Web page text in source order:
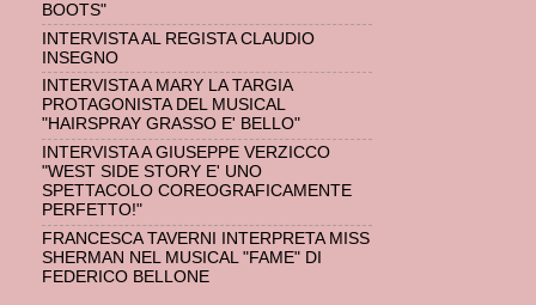
BOOTS"
INTERVISTA AL REGISTA CLAUDIO
INSEGNO
INTERVISTA A MARY LA TARGIA
PROTAGONISTA DEL MUSICAL
"HAIRSPRAY GRASSO E' BELLO"
INTERVISTA A GIUSEPPE VERZICCO
"WEST SIDE STORY E' UNO
SPETTACOLO COREOGRAFICAMENTE
PERFETTO!"
FRANCESCA TAVERNI INTERPRETA MISS
SHERMAN NEL MUSICAL "FAME" DI
FEDERICO BELLONE